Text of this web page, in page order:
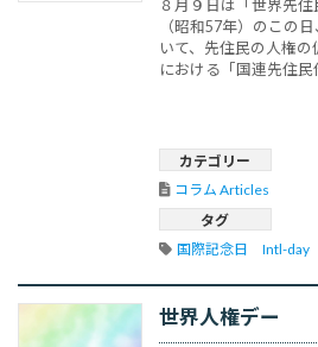
８月９日は「世界先
（昭和57年）のこの
いて、先住民の人権
における「国連先住
催された。世界には
り、90ヵ国に住んで
は人権・環境・開発
などの分野において問
カテゴリー
コラム Articles
タグ
国際記念日　Intl-day
世界人権デー